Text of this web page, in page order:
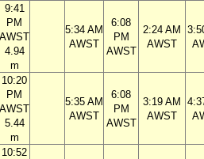
9:41
PM
AWST
4.94
m
5:34 AM
AWST
6:08
PM
AWST
2:24 AM
AWST
10:20
PM
AWST
5.44
m
5:35 AM
AWST
6:08
PM
AWST
3:19 AM
AWST
10:52